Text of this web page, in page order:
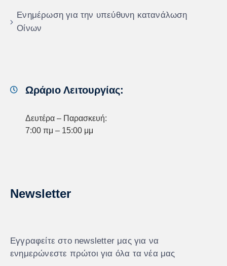
Ενημέρωση για την υπεύθυνη κατανάλωση
Οίνων
Ωράριο Λειτουργίας:
Δευτέρα – Παρασκευή:
7:00 πμ – 15:00 μμ
Newsletter
Εγγραφείτε στο newsletter μας για να
ενημερώνεστε πρώτοι για όλα τα νέα μας